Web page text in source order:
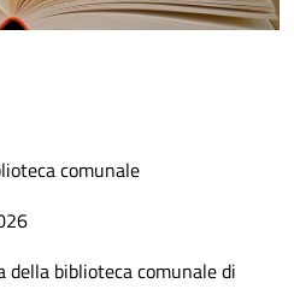
comunale
biblioteca comunale di